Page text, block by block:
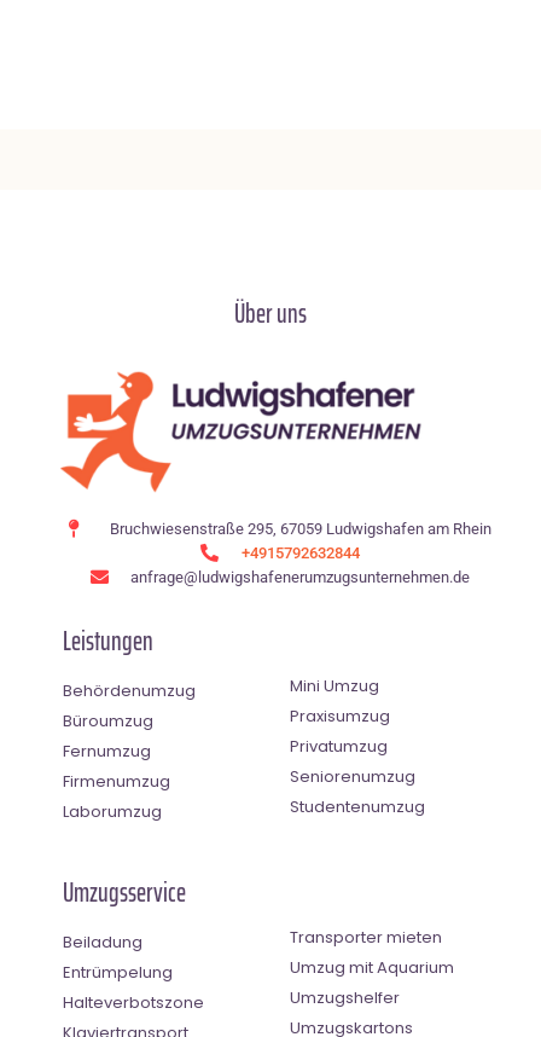
Über uns
Bruchwiesenstraße 295, 67059 Ludwigshafen am Rhein
+4915792632844
anfrage@ludwigshafenerumzugsunternehmen.de
Leistungen
Behördenumzug
Büroumzug
Fernumzug
Firmenumzug
Laborumzug
Mini Umzug
Praxisumzug
Privatumzug
Seniorenumzug
Studentenumzug
Umzugsservice
Beiladung
Entrümpelung
Halteverbotszone
Klaviertransport
Transporter mieten
Umzug mit Aquarium
Umzugshelfer
Umzugskartons